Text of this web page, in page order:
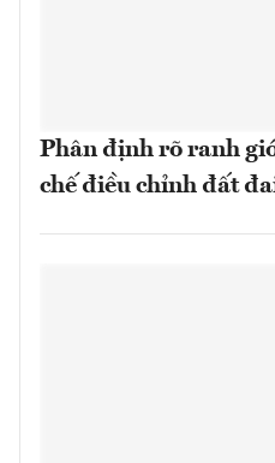
Phân định rõ ranh
chế điều chỉnh đất